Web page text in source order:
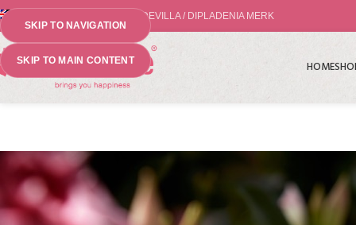
SKIP TO NAVIGATION
SKIP TO MAIN CONTENT
'S WERELDS NO.1 MANDEVILLA / DIPLADENIA MERK
HOME